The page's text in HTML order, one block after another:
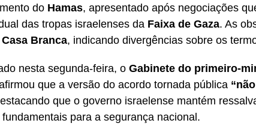
principalmente, das propostas econômicas e
Saiba+
do Hamas, apresentado após negociações
das tropas israelenses da Faixa de Gaza. As
Casa Branca, indicando divergências sobre os
nesta segunda-feira, o Gabinete do primeiro-
que a versão do acordo tornada pública
que o governo israelense mantém
para a segurança nacional.